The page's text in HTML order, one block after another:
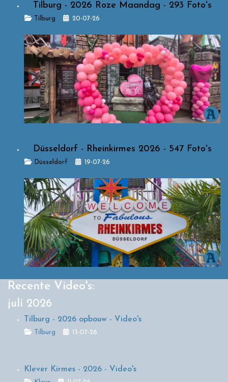
Tilburg - 2026 Roze Maandag - 293 Foto's
Details
Tilburg 20-07-26
Düsseldorf - Rheinkirmes 2026 - 547 Foto's
DetailsDüsseldorf 19-07-26
Recente Video's:
juli 2026
Tilburg - 2026 opbouw - Video's
DetailsTilburg 13-07-26
Klever Kirmes - 2026 - Video's